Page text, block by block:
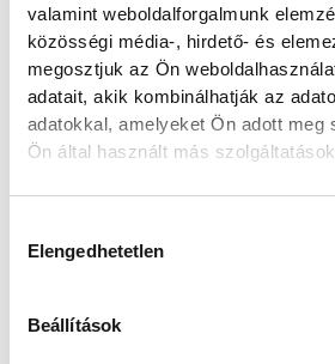
valamint weboldalforgalmunk
közösségi média-, hirdető- és
megosztjuk az Ön
adatait, akik kombinálhatják az
adatokkal, amelyeket Ön adott meg
Ön által használt más
Elengedhetetlen
Beállítások
oktatásban. Bár az
Ottó egy lapnak azt
Marcaltőn ők alapozták
oktatást, valójában a
működik művészeti
bonyodalmak kezdetekor
hagyta el az iskolát, akiknek
tökéletesen megoldalni. A
besorolás szerinti